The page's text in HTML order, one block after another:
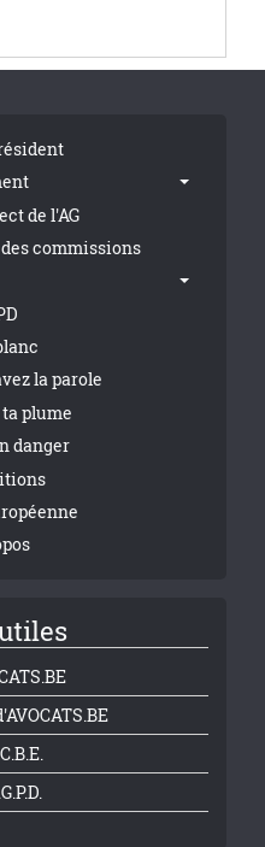
de l'AG
commissions
la parole
plume
danger